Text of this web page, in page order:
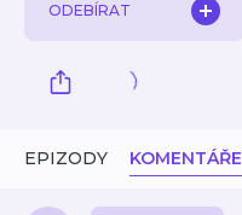
ODEBÍRAT
EPIZODY KOMENTÁŘE